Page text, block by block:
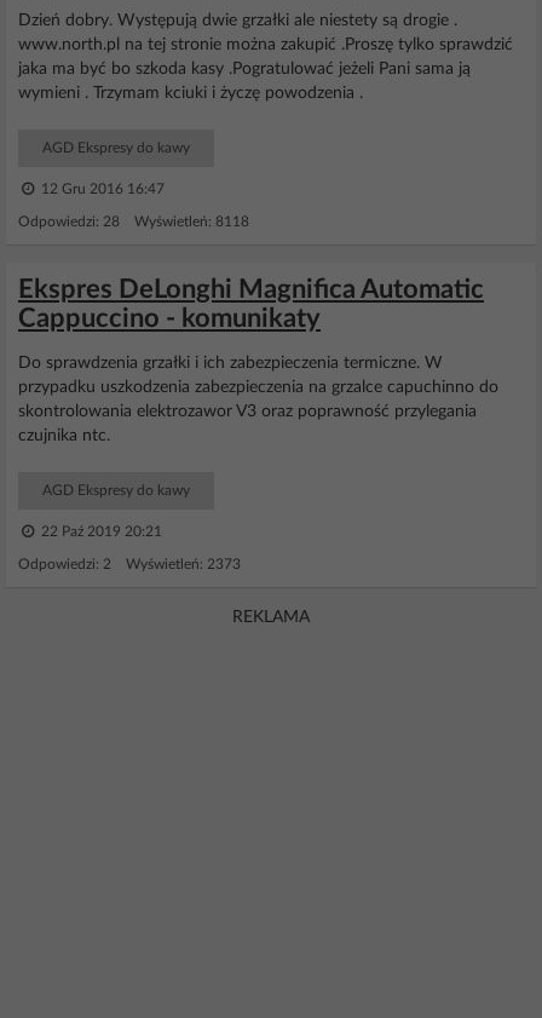
Dzień dobry. Występują dwie grzałki ale niestety są drogie .
www.north.pl na tej stronie można zakupić .Proszę tylko sprawdzić
jaka ma być bo szkoda kasy .Pogratulować jeżeli Pani sama ją
wymieni . Trzymam kciuki i życzę powodzenia .
AGD Ekspresy do kawy
12 Gru 2016 16:47
Odpowiedzi: 28 Wyświetleń: 8118
Ekspres DeLonghi Magnifica Automatic
Cappuccino - komunikaty
Do sprawdzenia grzałki i ich zabezpieczenia termiczne. W
przypadku uszkodzenia zabezpieczenia na grzalce capuchinno do
skontrolowania elektrozawor V3 oraz poprawność przylegania
czujnika ntc.
AGD Ekspresy do kawy
22 Paź 2019 20:21
Odpowiedzi: 2 Wyświetleń: 2373
REKLAMA